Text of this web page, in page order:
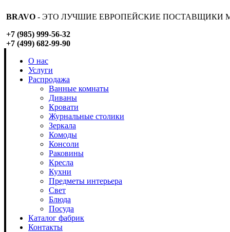
BRAVO - ЭТО ЛУЧШИЕ ЕВРОПЕЙСКИЕ ПОСТАВЩИКИ
+7 (985) 999-56-32
+7 (499) 682-99-90
О нас
Услуги
Распродажа
Ванные комнаты
Диваны
Кровати
Журнальные столики
Зеркала
Комоды
Консоли
Раковины
Кресла
Кухни
Предметы интерьера
Свет
Блюда
Посуда
Каталог фабрик
Контакты